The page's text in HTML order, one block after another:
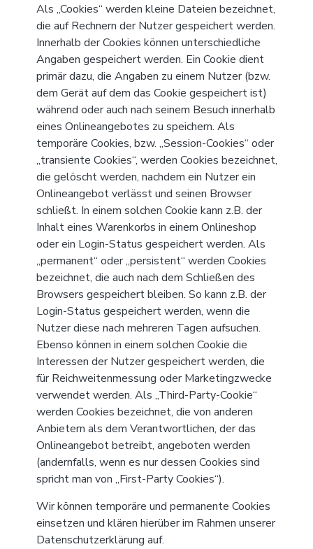
Als „Cookies“ werden kleine Dateien bezeichnet,
die auf Rechnern der Nutzer gespeichert werden.
Innerhalb der Cookies können unterschiedliche
Angaben gespeichert werden. Ein Cookie dient
primär dazu, die Angaben zu einem Nutzer (bzw.
dem Gerät auf dem das Cookie gespeichert ist)
während oder auch nach seinem Besuch innerhalb
eines Onlineangebotes zu speichern. Als
temporäre Cookies, bzw. „Session-Cookies“ oder
„transiente Cookies“, werden Cookies bezeichnet,
die gelöscht werden, nachdem ein Nutzer ein
Onlineangebot verlässt und seinen Browser
schließt. In einem solchen Cookie kann z.B. der
Inhalt eines Warenkorbs in einem Onlineshop
oder ein Login-Status gespeichert werden. Als
„permanent“ oder „persistent“ werden Cookies
bezeichnet, die auch nach dem Schließen des
Browsers gespeichert bleiben. So kann z.B. der
Login-Status gespeichert werden, wenn die
Nutzer diese nach mehreren Tagen aufsuchen.
Ebenso können in einem solchen Cookie die
Interessen der Nutzer gespeichert werden, die
für Reichweitenmessung oder Marketingzwecke
verwendet werden. Als „Third-Party-Cookie“
werden Cookies bezeichnet, die von anderen
Anbietern als dem Verantwortlichen, der das
Onlineangebot betreibt, angeboten werden
(andernfalls, wenn es nur dessen Cookies sind
spricht man von „First-Party Cookies“).
Wir können temporäre und permanente Cookies
einsetzen und klären hierüber im Rahmen unserer
Datenschutzerklärung auf.